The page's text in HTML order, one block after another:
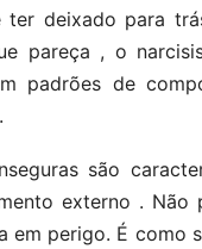
ter deixado para
pareça , o
padrões de
são
externo .
em perigo. É como